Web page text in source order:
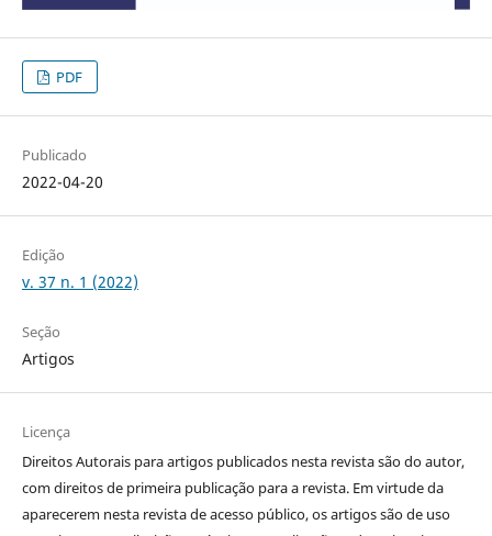
PDF
Publicado
2022-04-20
Edição
v. 37 n. 1 (2022)
Seção
Artigos
Licença
Direitos Autorais para artigos publicados nesta revista são do autor,
com direitos de primeira publicação para a revista. Em virtude da
aparecerem nesta revista de acesso público, os artigos são de uso